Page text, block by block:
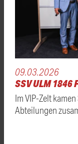
09.03.2026
SSV ULM 1846
Im VIP-Zelt
Abteilungen